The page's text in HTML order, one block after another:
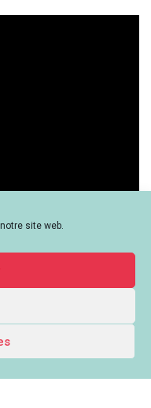
site web.
Alpes - 259 Rue de Créqui,